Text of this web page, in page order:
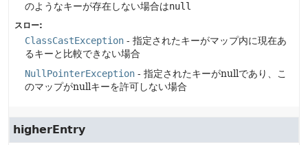
のようなキーが存在しない場合はnull
スロー:
ClassCastException - 指定されたキーがマップ内に現在あ
るキーと比較できない場合
NullPointerException - 指定されたキーがnullであり、こ
のマップがnullキーを許可しない場合
higherEntry